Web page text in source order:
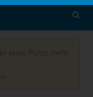
e. V.
keine Plätze mehr